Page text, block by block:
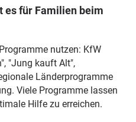
es für Familien beim
nutzen: KfW
"Jung kauft Alt",
Länderprogramme
Viele Programme lassen
Hilfe zu erreichen.